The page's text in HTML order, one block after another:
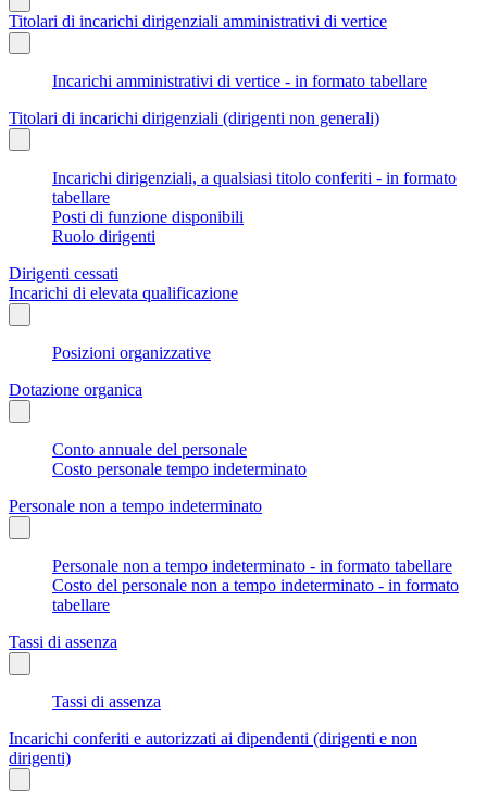
Titolari di incarichi dirigenziali amministrativi di vertice
Incarichi amministrativi di vertice - in formato tabellare
Titolari di incarichi dirigenziali (dirigenti non generali)
Incarichi dirigenziali, a qualsiasi titolo conferiti - in formato
tabellare
Posti di funzione disponibili
Ruolo dirigenti
Dirigenti cessati
Incarichi di elevata qualificazione
Posizioni organizzative
Dotazione organica
Conto annuale del personale
Costo personale tempo indeterminato
Personale non a tempo indeterminato
Personale non a tempo indeterminato - in formato tabellare
Costo del personale non a tempo indeterminato - in formato
tabellare
Tassi di assenza
Tassi di assenza
Incarichi conferiti e autorizzati ai dipendenti (dirigenti e non
dirigenti)